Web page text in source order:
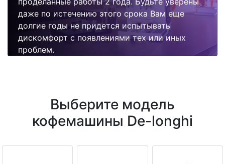
даже по истечению этого срока Вам еще
долгие годы не придется испытывать
дискомфорт с появлениями тех или иных
проблем.
Выберите модель
кофемашины De-longhi